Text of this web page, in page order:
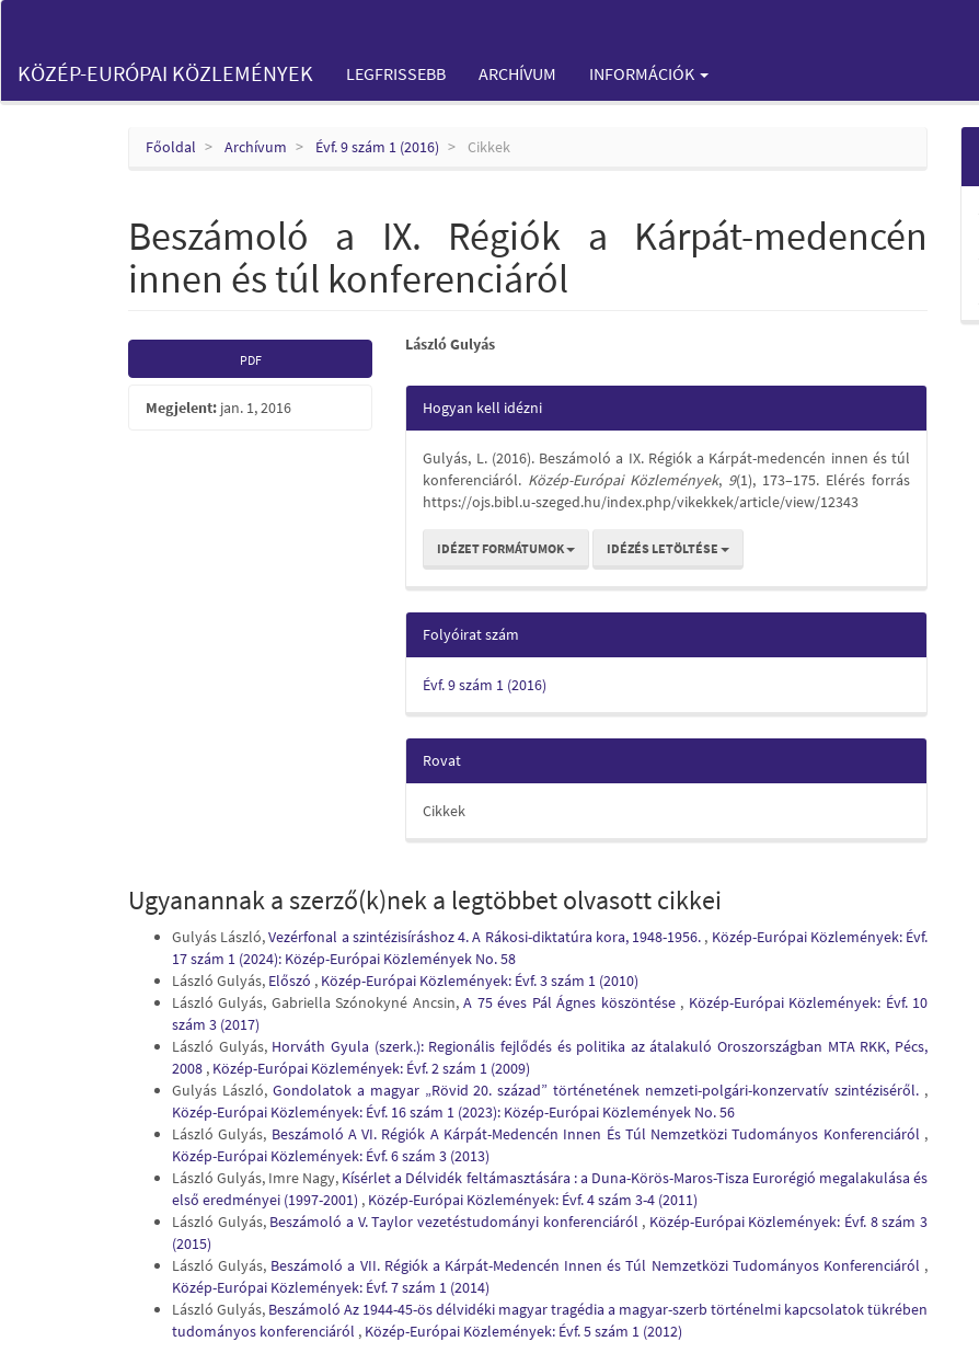
Content
Sidebar
KÖZÉP-EURÓPAI KÖZLEMÉNYEK LEGFRISSEBB ARCHÍVUM INFORMÁCIÓK
Főoldal Archívum Évf. 9 szám 1 (2016) Cikkek
Beszámoló a IX. Régiók a Kárpát-medencén
innen és túl konferenciáról
Article
Sidebar
PDF
Megjelent: jan. 1, 2016
Main
Article
Content
László Gulyás
Article
Details
Hogyan kell idézni
Gulyás, L. (2016). Beszámoló a IX. Régiók a Kárpát-medencén innen és túl
konferenciáról. Közép-Európai Közlemények, 9(1), 173–175. Elérés forrás
https://ojs.bibl.u-szeged.hu/index.php/vikekkek/article/view/12343
IDÉZET FORMÁTUMOK IDÉZÉS LETÖLTÉSE
Folyóirat szám
Évf. 9 szám 1 (2016)
Rovat
Cikkek
Ugyanannak a szerző(k)nek a legtöbbet olvasott cikkei
Gulyás László,Vezérfonal a szintézisíráshoz 4. A Rákosi-diktatúra kora, 1948-1956. , Közép-Európai Közlemények: Évf.
17 szám 1 (2024): Közép-Európai Közlemények No. 58
László Gulyás, Előszó , Közép-Európai Közlemények: Évf. 3 szám 1 (2010)
László Gulyás, Gabriella Szónokyné Ancsin,A 75 éves Pál Ágnes köszöntése , Közép-Európai Közlemények: Évf. 10
szám 3 (2017)
László Gulyás, Horváth Gyula (szerk.): Regionális fejlődés és politika az átalakuló Oroszországban MTA RKK, Pécs,
2008 , Közép-Európai Közlemények: Évf. 2 szám 1 (2009)
Gulyás László, Gondolatok a magyar „Rövid 20. század” történetének nemzeti-polgári-konzervatív szintéziséről. ,
Közép-Európai Közlemények: Évf. 16 szám 1 (2023): Közép-Európai Közlemények No. 56
László Gulyás, Beszámoló A VI. Régiók A Kárpát-Medencén Innen És Túl Nemzetközi Tudományos Konferenciáról ,
Közép-Európai Közlemények: Évf. 6 szám 3 (2013)
László Gulyás, Imre Nagy, Kísérlet a Délvidék feltámasztására : a Duna-Körös-Maros-Tisza Eurorégió megalakulása és
első eredményei (1997-2001) , Közép-Európai Közlemények: Évf. 4 szám 3-4 (2011)
László Gulyás, Beszámoló a V. Taylor vezetéstudományi konferenciáról , Közép-Európai Közlemények: Évf. 8 szám 3
(2015)
László Gulyás, Beszámoló a VII. Régiók a Kárpát-Medencén Innen és Túl Nemzetközi Tudományos Konferenciáról ,
Közép-Európai Közlemények: Évf. 7 szám 1 (2014)
László Gulyás, Beszámoló Az 1944-45-ös délvidéki magyar tragédia a magyar-szerb történelmi kapcsolatok tükrében
tudományos konferenciáról , Közép-Európai Közlemények: Évf. 5 szám 1 (2012)